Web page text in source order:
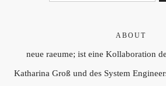
ABOUT
neue raeume; ist eine Kollaboration
Katharina Groß und des System